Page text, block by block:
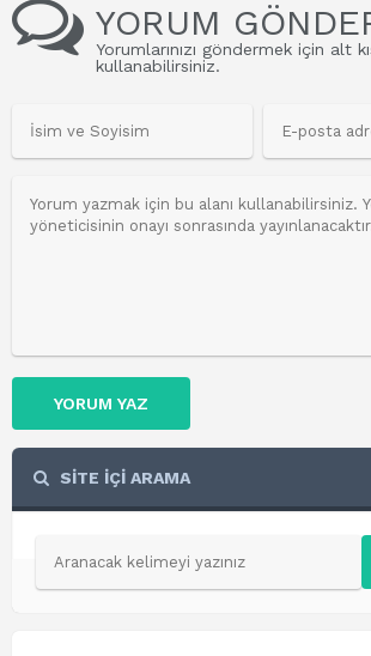
YORUM
Yorumlarınızı göndermek için alt
kullanabilirsiniz.
YORUM YAZ
SİTE İÇİ ARAMA